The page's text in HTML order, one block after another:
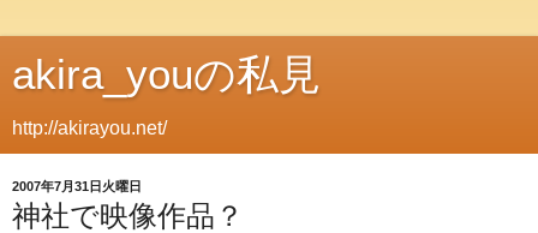
akira_youの私見
http://akirayou.net/
2007年7月31日火曜日
神社で映像作品？